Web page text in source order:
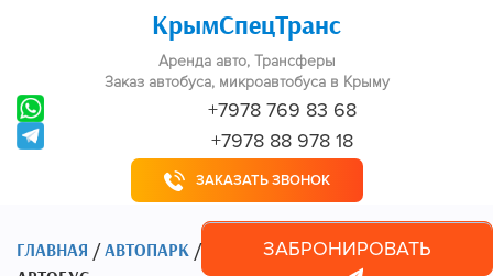
КрымСпецТранс
Аренда авто, Трансферы
Заказ автобуса, микроавтобуса в Крыму
+7978 769 83 68
+7978 88 978 18
ЗАКАЗАТЬ ЗВОНОК
ГЛАВНАЯ /АВТОПАРК /